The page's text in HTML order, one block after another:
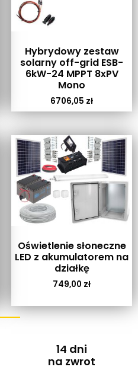
Hybrydowy zestaw
solarny off-grid ESB-
6kW-24 MPPT 8xPV
Mono
6706,05 zł
Oświetlenie słoneczne
LED z akumulatorem na
działkę
749,00 zł
14 dni
na zwrot